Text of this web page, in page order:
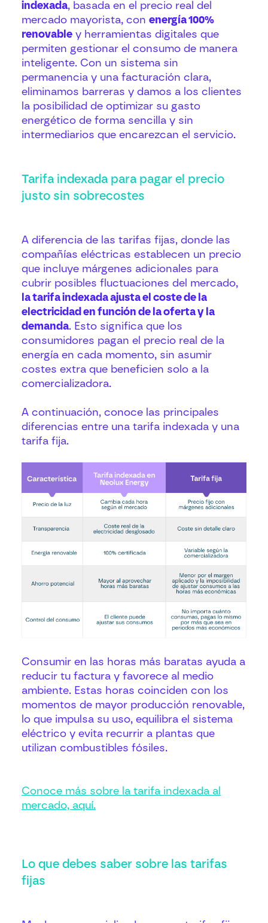
indexada, basada en el precio real del
mercado mayorista, con energía 100%
renovable y herramientas digitales que
permiten gestionar el consumo de manera
inteligente. Con un sistema sin
permanencia y una facturación clara,
eliminamos barreras y damos a los clientes
la posibilidad de optimizar su gasto
energético de forma sencilla y sin
intermediarios que encarezcan el servicio.
Tarifa indexada para pagar el precio
justo sin sobrecostes
A diferencia de las tarifas fijas, donde las
compañías eléctricas establecen un precio
que incluye márgenes adicionales para
cubrir posibles fluctuaciones del mercado,
la tarifa indexada ajusta el coste de la
electricidad en función de la oferta y la
demanda. Esto significa que los
consumidores pagan el precio real de la
energía en cada momento, sin asumir
costes extra que beneficien solo a la
comercializadora.
A continuación, conoce las principales
diferencias entre una tarifa indexada y una
tarifa fija.
Consumir en las horas más baratas ayuda a
reducir tu factura y favorece al medio
ambiente. Estas horas coinciden con los
momentos de mayor producción renovable,
lo que impulsa su uso, equilibra el sistema
eléctrico y evita recurrir a plantas que
utilizan combustibles fósiles.
Conoce más sobre la tarifa indexada al
mercado, aquí.
Lo que debes saber sobre las tarifas
fijas